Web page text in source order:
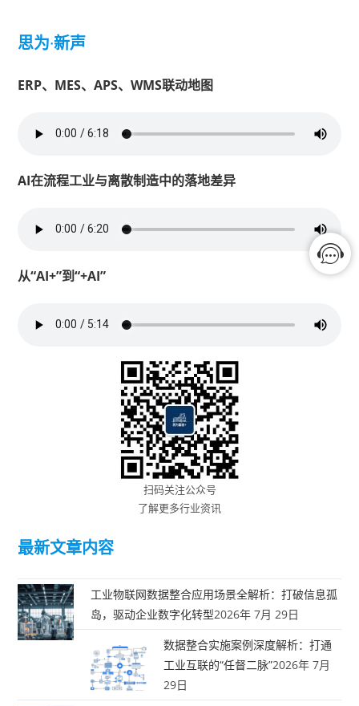
思为·新声
ERP、MES、APS、WMS联动地图
AI在流程工业与离散制造中的落地差异
从“AI+”到“+AI”
扫码关注公众号
了解更多行业资讯
最新文章内容
工业物联网数据整合应用场景全解析：打破信息孤
岛，驱动企业数字化转型2026年 7月 29日
数据整合实施案例深度解析：打通
工业互联的“任督二脉”2026年 7月
29日